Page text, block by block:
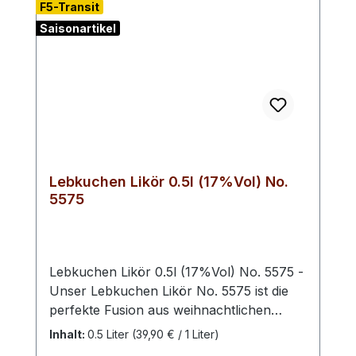
F5-Transit
Saisonartikel
Lebkuchen Likör 0.5l (17%Vol) No.
5575
Lebkuchen Likör 0.5l (17%Vol) No. 5575 -
Unser Lebkuchen Likör No. 5575 ist die
perfekte Fusion aus weihnachtlichen
Aromen und einem Hauch von Luxus. Mit
Inhalt: 0.5 Liter (39,90 € / 1 Liter)